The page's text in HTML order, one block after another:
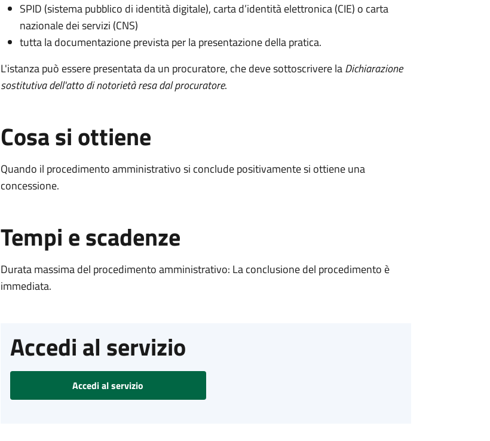
SPID (sistema pubblico di identità digitale), carta d’identità elettronica (CIE) o carta
nazionale dei servizi (CNS)
tutta la documentazione prevista per la presentazione della pratica.
L'istanza può essere presentata da un procuratore, che deve sottoscrivere laDichiarazione
sostitutiva dell'atto di notorietà resa dal procuratore.
Cosa si ottiene
Quando il procedimento amministrativo si conclude positivamente si ottiene una
concessione.
Tempi e scadenze
Durata massima del procedimento amministrativo: La conclusione del procedimento è
immediata.
Accedi al servizio
Accedi al servizio